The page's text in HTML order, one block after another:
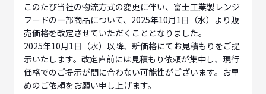
このたび当社の物流方式の変更に伴い、富士工業製レンジ
フードの一部商品について、2025年10月1日（水）より販
売価格を改定させていただくこととなりました。
2025年10月1日（水）以降、新価格にてお見積もりをご提
示いたします。改定直前には見積もり依頼が集中し、現行
価格でのご提示が間に合わない可能性がございます。お早
めのご依頼をお願い申し上げます。